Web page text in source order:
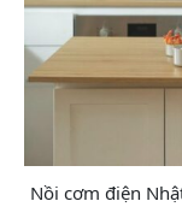
Nồi cơm điện